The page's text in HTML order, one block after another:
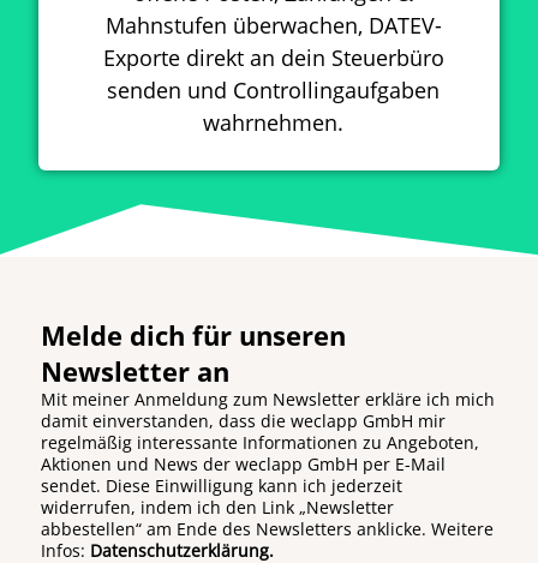
Mahnstufen überwachen, DATEV-
Exporte direkt an dein Steuerbüro
senden und Controllingaufgaben
wahrnehmen.
Melde dich für unseren
Newsletter an
Mit meiner Anmeldung zum Newsletter erkläre ich mich
damit einverstanden, dass die weclapp GmbH mir
regelmäßig interessante Informationen zu Angeboten,
Aktionen und News der weclapp GmbH per E-Mail
sendet. Diese Einwilligung kann ich jederzeit
widerrufen, indem ich den Link „Newsletter
abbestellen“ am Ende des Newsletters anklicke. Weitere
Infos: Datenschutzerklärung.